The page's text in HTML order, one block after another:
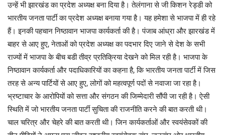
उन्हें भी झारखंड का प्रदेश अध्यक्ष बना दिया है। तेलंगाना से जी किशन रेड्डी को
भारतीय जनता पार्टी का प्रदेश अध्यक्ष बनाया गया है। यह हमेशा से भाजपा में ही रहे
हैं। इनकी पहचान निष्ठावान भाजपा कार्यकर्ता की है। पंजाब आंध्रा और झारखंड में
बाहर से आए हुए, नेताओं को प्रदेश अध्यक्ष का पदभार दिए जाने से देश के सभी
राज्यों में भाजपा के बीच बडी तीव्र प्रतिक्रिया देखने को मिल रही है। भाजपा के
निष्ठावान कार्यकर्ता और पदाधिकारियों का कहना है, कि भारतीय जनता पार्टी में जिस
तरह से अन्य पार्टियों से आए हुए, लोगों को महत्वपूर्ण पदों से नवाजा जा रहा है।
भ्रष्टाचार के आरोपियों को सत्ता और संगठन की जिम्मेदारी सौंपी जा रही है। ऐसी
स्थिति में जो भारतीय जनता पार्टी सुचिता की राजनीति करने की बात करती थी।
चाल चरित्र और चेहरे की बात करती थी। जिन कार्यकर्ताओं और स्वयंसेवकों की